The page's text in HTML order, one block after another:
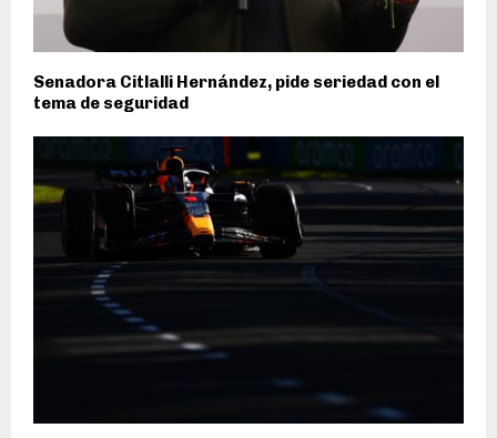
Senadora Citlalli Hernández, pide seriedad con el
tema de seguridad